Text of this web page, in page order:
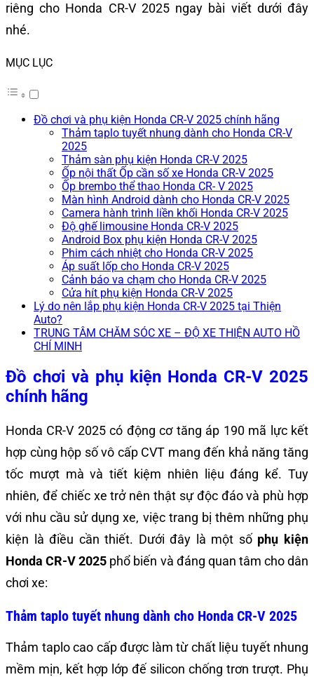
riêng cho Honda CR-V 2025 ngay bài viết dưới đây
nhé.
MỤC LỤC
Đồ chơi và phụ kiện Honda CR-V 2025 chính hãng
Thảm taplo tuyết nhung dành cho Honda CR-V
2025
Thảm sàn phụ kiện Honda CR-V 2025
Ốp nội thất Ốp cần số xe Honda CR-V 2025
Ốp brembo thể thao Honda CR- V 2025
Màn hình Android dành cho Honda CR-V 2025
Camera hành trình liền khối Honda CR-V 2025
Độ ghế limousine Honda CR-V 2025
Android Box phụ kiện Honda CR-V 2025
Phim cách nhiệt cho Honda CR-V 2025
Áp suất lốp cho Honda CR-V 2025
Cảnh báo va chạm cho Honda CR-V 2025
Cửa hít phụ kiện Honda CR-V 2025
Lý do nên lắp phụ kiện Honda CR-V 2025 tại Thiện
Auto?
TRUNG TÂM CHĂM SÓC XE – ĐỘ XE THIỆN AUTO HỒ
CHÍ MINH
Đồ chơi và phụ kiện Honda CR-V 2025
chính hãng
Honda CR-V 2025 có động cơ tăng áp 190 mã lực kết
hợp cùng hộp số vô cấp CVT mang đến khả năng tăng
tốc mượt mà và tiết kiệm nhiên liệu đáng kể. Tuy
nhiên, để chiếc xe trở nên thật sự độc đáo và phù hợp
với nhu cầu sử dụng xe, việc trang bị thêm những phụ
kiện là điều cần thiết. Dưới đây là một số phụ kiện
Honda CR-V 2025 phổ biến và đáng quan tâm cho dân
chơi xe:
Thảm taplo tuyết nhung dành cho Honda CR-V 2025
Thảm taplo cao cấp được làm từ chất liệu tuyết nhung
mềm mịn, kết hợp lớp đế silicon chống trơn trượt. Phụ